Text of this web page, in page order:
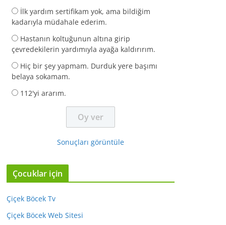
İlk yardım sertifikam yok, ama bildiğim
kadarıyla müdahale ederim.
Hastanın koltuğunun altına girip
çevredekilerin yardımıyla ayağa kaldırırım.
Hiç bir şey yapmam. Durduk yere başımı
belaya sokamam.
112'yi ararım.
Sonuçları görüntüle
Çocuklar için
Çiçek Böcek Tv
Çiçek Böcek Web Sitesi